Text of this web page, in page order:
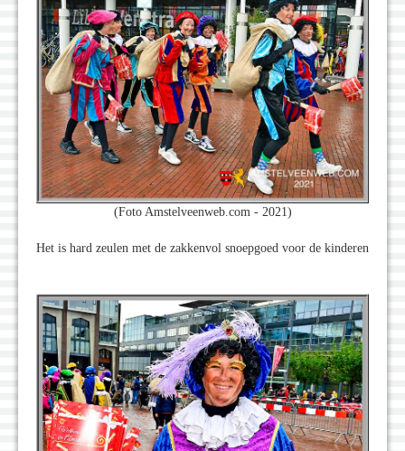
(Foto Amstelveenweb.com - 2021)
Het is hard zeulen met de zakkenvol snoepgoed voor de kinderen